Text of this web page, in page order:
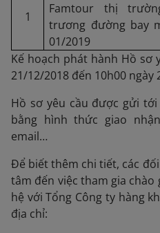
1
Famtour thị
trương đường bay
01/2019
Kế hoạch phát hành Hồ sơ
21/12/2018 đến 10h00 ngày
Hồ sơ yêu cầu được gửi
bằng hình thức giao
email…
Để biết thêm chi tiết, các
tâm đến việc tham gia
hệ với Tổng Công ty hàng
địa chỉ: